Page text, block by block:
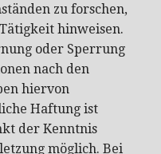
zu forschen,
hinweisen.
oder Sperrung
nach den
hiervon
Haftung ist
der Kenntnis
möglich. Bei